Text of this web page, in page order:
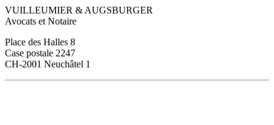
VUILLEUMIER & AUGSBURGER
Avocats et Notaire
Place des Halles 8
Case postale 2247
CH-2001 Neuchâtel 1